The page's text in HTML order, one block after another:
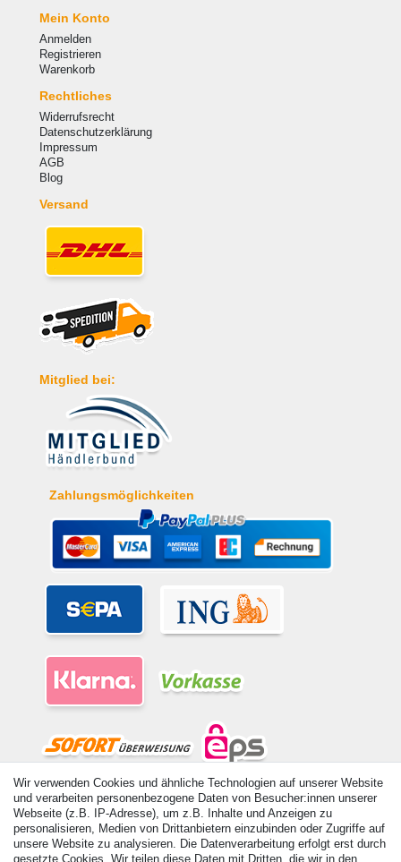
Mein Konto
Anmelden
Registrieren
Warenkorb
Rechtliches
Widerrufsrecht
Datenschutzerklärung
Impressum
AGB
Blog
Versand
Mitglied bei:
Zahlungsmöglichkeiten
© Copyright 2026 | Alle Rechte vorbehalten. - Alle Rechte vorbehalten.
Preisangaben inkl. gesetzl. 19% MwSt. | Grundpreise siehe Artikeldetail | *Gilt für
Lieferungen nach Deutschland!
Wir verwenden Cookies und ähnliche Technologien auf unserer Website
und verarbeiten personenbezogene Daten von Besucher:innen unserer
Webseite (z.B. IP-Adresse), um z.B. Inhalte und Anzeigen zu
personalisieren, Medien von Drittanbietern einzubinden oder Zugriffe auf
unsere Website zu analysieren. Die Datenverarbeitung erfolgt erst durch
gesetzte Cookies. Wir teilen diese Daten mit Dritten, die wir in den